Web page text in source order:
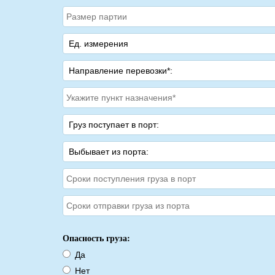
Опасность груза:
Да
Нет